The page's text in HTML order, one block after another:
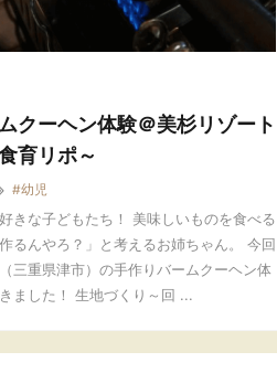
クーヘン体験＠美杉リゾート
育リポ～
#幼児
きな子どもたち！ 美味しいものを食べる
るんやろ？」と考えるお姉ちゃん。 今回
三重県津市）の手作りバームクーヘン体
ました！ 生地づくり～回 ...